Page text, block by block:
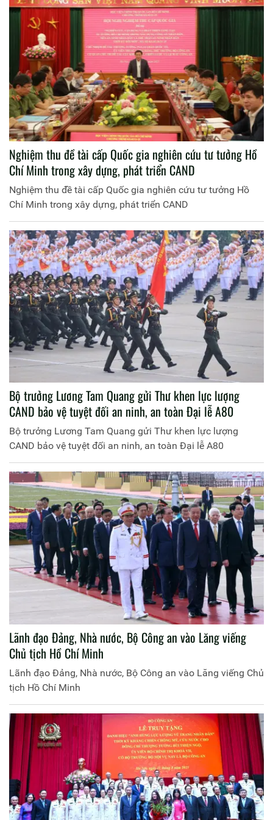
Nghiệm thu đề tài cấp Quốc gia nghiên cứu tư tưởng Hồ
Chí Minh trong xây dựng, phát triển CAND
Nghiệm thu đề tài cấp Quốc gia nghiên cứu tư tưởng Hồ
Chí Minh trong xây dựng, phát triển CAND
Bộ trưởng Lương Tam Quang gửi Thư khen lực lượng
CAND bảo vệ tuyệt đối an ninh, an toàn Đại lễ A80
Bộ trưởng Lương Tam Quang gửi Thư khen lực lượng
CAND bảo vệ tuyệt đối an ninh, an toàn Đại lễ A80
Lãnh đạo Đảng, Nhà nước, Bộ Công an vào Lăng viếng
Chủ tịch Hồ Chí Minh
Lãnh đạo Đảng, Nhà nước, Bộ Công an vào Lăng viếng Chủ
tịch Hồ Chí Minh